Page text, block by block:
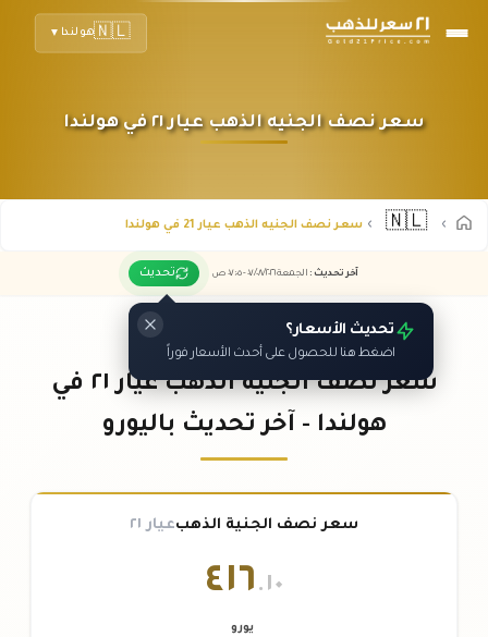
🇳🇱هولندا ▼
سعر نصف الجنيه الذهب عيار ٢١ في هولندا
🇳🇱 سعر نصف الجنيه الذهب عيار 21 في هولندا
آخر تحديث : الجمعة ٠٧ /٠٨/٢٠٢٦ - ٠٧:٠٥ ص تحديث
تحديث الأسعار؟
اضغط هنا للحصول على أحدث الأسعار فوراً
سعر نصف الجنيه الذهب عيار ٢١ في
هولندا - آخر تحديث باليورو
سعر نصف الجنية الذهبعيار ٢١
٤١٦ .١٠
يورو